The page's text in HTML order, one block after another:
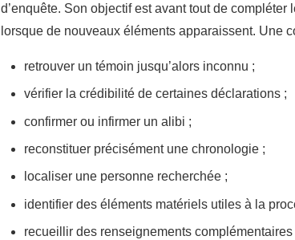
d’enquête. Son objectif est avant tout de
lorsque de nouveaux éléments apparaissent. Une
retrouver un témoin jusqu’alors inconnu ;
vérifier la crédibilité de certaines déclarations ;
confirmer ou infirmer un alibi ;
reconstituer précisément une chronologie ;
localiser une personne recherchée ;
identifier des éléments matériels utiles à la
recueillir des renseignements